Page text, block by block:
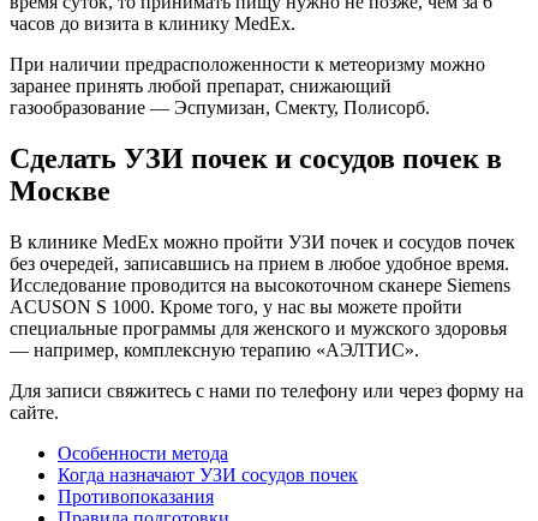
часов до визита в клинику MedEx.
При наличии предрасположенности к метеоризму можно
заранее принять любой препарат, снижающий
газообразование — Эспумизан, Смекту, Полисорб.
Сделать УЗИ почек и сосудов почек в
Москве
В клинике MedEx можно пройти УЗИ почек и сосудов почек
без очередей, записавшись на прием в любое удобное время.
Исследование проводится на высокоточном сканере Siemens
ACUSON S 1000. Кроме того, у нас вы можете пройти
специальные программы для женского и мужского здоровья
— например, комплексную терапию «АЭЛТИС».
Для записи свяжитесь с нами по телефону или через форму на
сайте.
Особенности метода
Когда назначают УЗИ сосудов почек
Противопоказания